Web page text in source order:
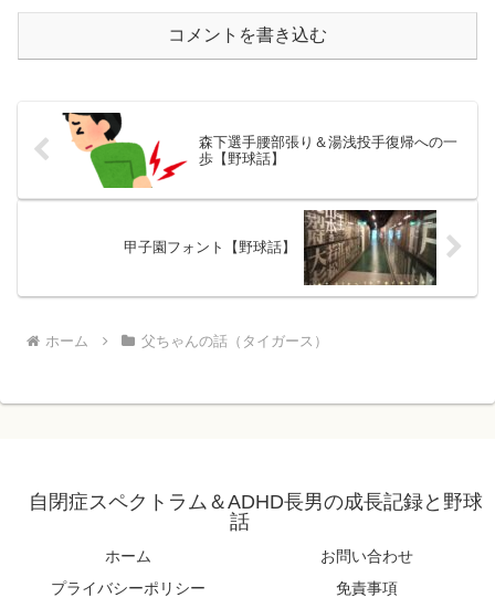
コメントを書き込む
森下選手腰部張り＆湯浅投手復帰への一
歩【野球話】
甲子園フォント【野球話】
ホーム 父ちゃんの話（タイガース）
自閉症スペクトラム＆ADHD長男の成長記録と野球
話
ホーム
お問い合わせ
プライバシーポリシー
免責事項